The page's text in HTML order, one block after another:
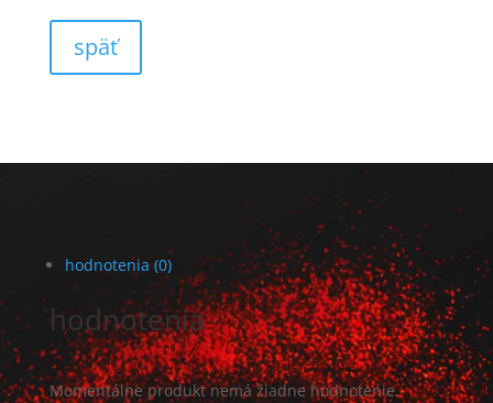
späť
hodnotenia (0)
hodnotenia
Momentálne produkt nemá žiadne hodnotenie.